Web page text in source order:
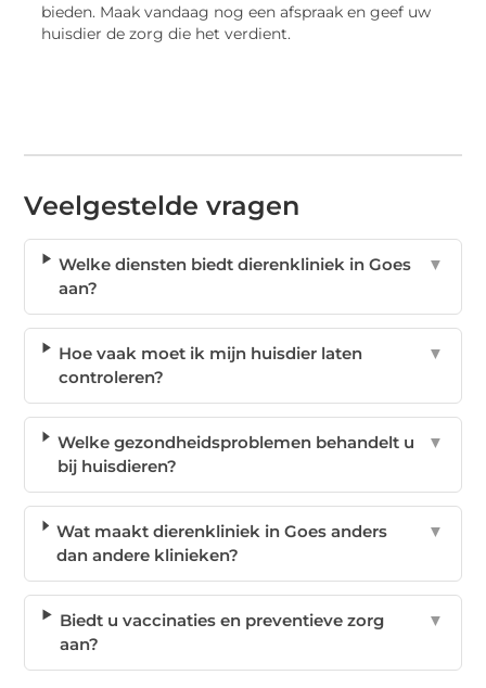
bieden. Maak vandaag nog een afspraak en geef uw
huisdier de zorg die het verdient.
Veelgestelde vragen
Welke diensten biedt dierenkliniek in Goes
aan?
▼
Hoe vaak moet ik mijn huisdier laten
controleren?
▼
Welke gezondheidsproblemen behandelt u
bij huisdieren?
▼
Wat maakt dierenkliniek in Goes anders
dan andere klinieken?
▼
Biedt u vaccinaties en preventieve zorg
aan?
▼